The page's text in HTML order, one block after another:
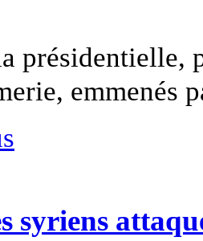
présidentielle,
emmenés
syriens